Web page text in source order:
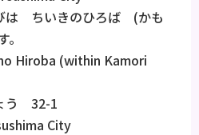
は ちいきのひろば (かも
Hiroba (within Kamori
う 32-1
City